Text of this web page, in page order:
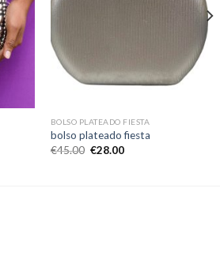
BOLSO PLATEADO FIESTA
bolso plateado fiesta
€45.00 €28.00